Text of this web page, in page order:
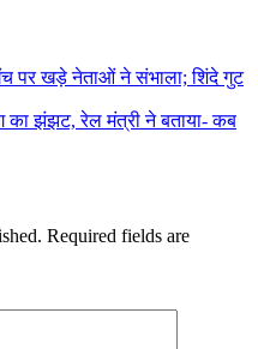
पर खड़े नेताओं ने संभाला; शिंदे गुट
का झंझट, रेल मंत्री ने बताया- कब
Required fields are